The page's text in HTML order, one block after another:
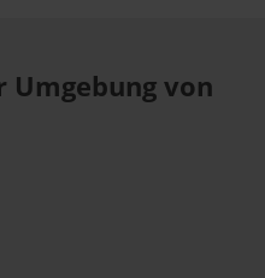
Umgebung von